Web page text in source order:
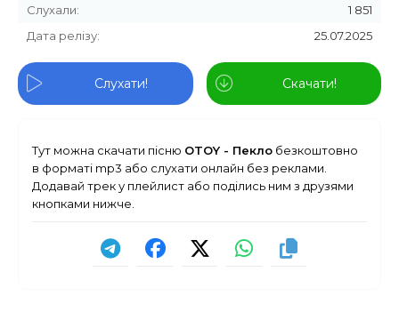
Слухали:
1 851
Дата релізу:
25.07.2025
Слухати! Скачати!
Тут можна скачати пісню OTOY - Пекло безкоштовно
в форматі mp3 або слухати онлайн без реклами.
Додавай трек у плейлист або поділись ним з друзями
кнопками нижче.